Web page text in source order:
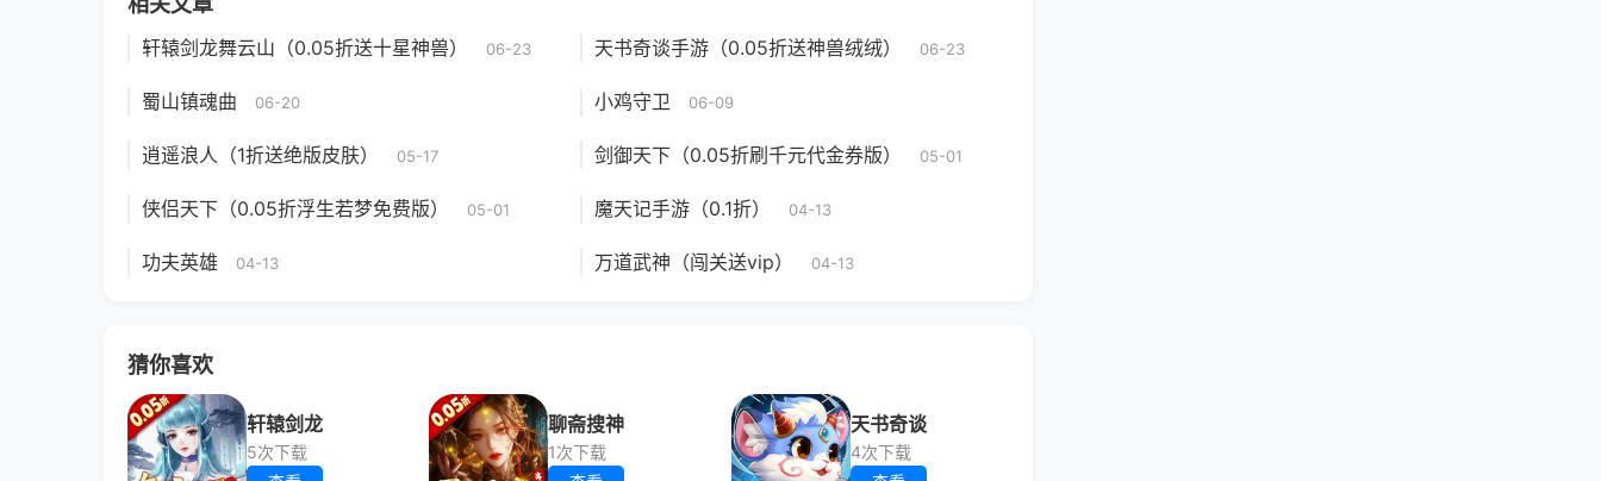
轩辕剑龙舞云山（0.05折送十星神兽） 06-23 天书奇谈手游（0.05折送神兽绒绒） 06-23
蜀山镇魂曲 06-20 小鸡守卫 06-09
逍遥浪人（1折送绝版皮肤） 05-17 剑御天下（0.05折刷千元代金券版） 05-01
侠侣天下（0.05折浮生若梦免费版） 05-01 魔天记手游（0.1折） 04-13
功夫英雄 04-13 万道武神（闯关送vip） 04-13
猜你喜欢
轩辕剑龙
5次下载
聊斋搜神
1次下载
天书奇谈
4次下载